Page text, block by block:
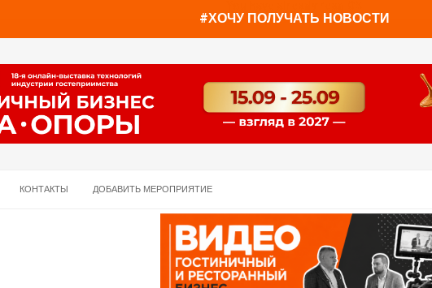
#ХОЧУ ПОЛУЧАТЬ НОВОСТИ
КОНТАКТЫ ДОБАВИТЬ МЕРОПРИЯТИЕ